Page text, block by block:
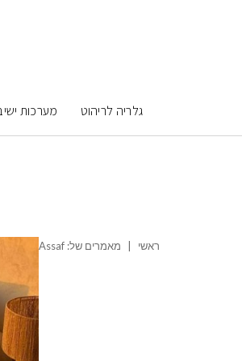
גלריה לריהוט מערכות
ראשי מאמרים של: Assaf